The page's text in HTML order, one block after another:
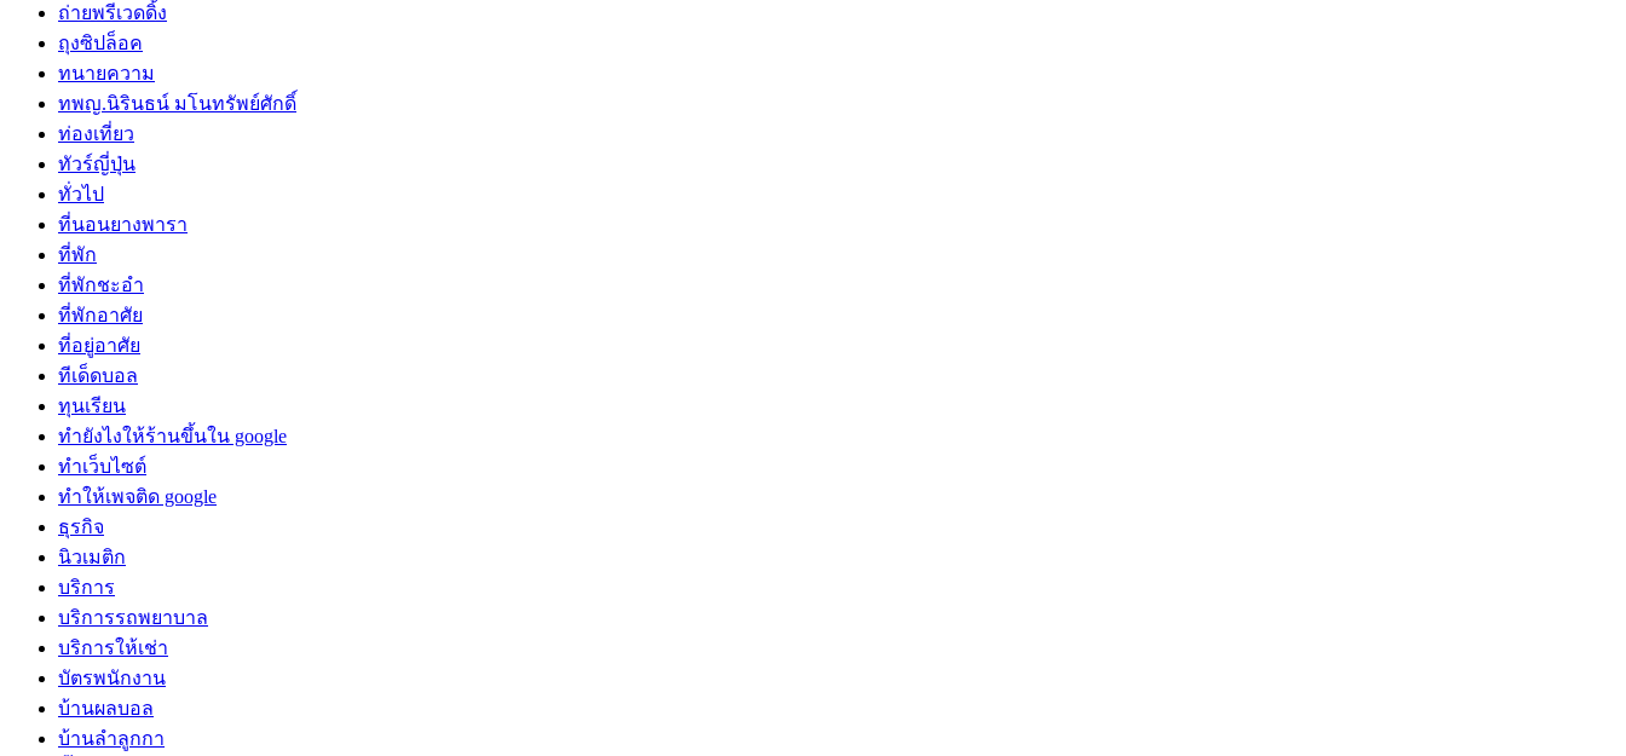
ถ่ายพรีเวดดิ้ง
ถุงซิปล็อค
ทนายความ
ทพญ.นิรินธน์ มโนทรัพย์ศักดิ์
ท่องเที่ยว
ทัวร์ญี่ปุ่น
ทั่วไป
ที่นอนยางพารา
ที่พัก
ที่พักชะอำ
ที่พักอาศัย
ที่อยู่อาศัย
ทีเด็ดบอล
ทุนเรียน
ทํายังไงให้ร้านขึ้นใน google
ทําเว็บไซต์
ทําให้เพจติด google
ธุรกิจ
นิวเมติก
บริการ
บริการรถพยาบาล
บริการให้เช่า
บัตรพนักงาน
บ้านผลบอล
บ้านลำลูกกา